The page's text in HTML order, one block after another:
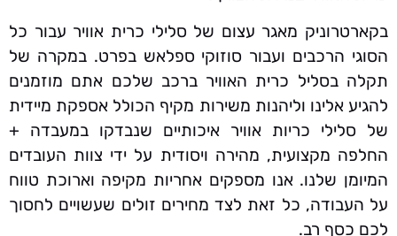
בקארטרוניק מאגר עצום של סלילי כרית אוויר עבור כל
הסוגי הרכבים ועבור סוזוקי ספלאש בפרט. במקרה של
תקלה בסליל כרית האוויר ברכב שלכם אתם מוזמנים
להגיע אלינו וליהנות משירות מקיף הכולל אספקת מיידית
של סלילי כריות אוויר איכותיים שנבדקו במעבדה +
החלפה מקצועית, מהירה ויסודית על ידי צוות העובדים
המיומן שלנו. אנו מספקים אחריות מקיפה וארוכת טווח
על העבודה, כל זאת לצד מחירים זולים שעשויים לחסוך
לכם כסף רב.